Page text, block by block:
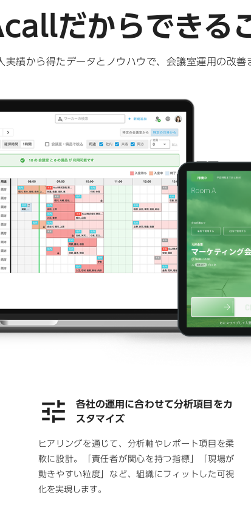
だからできる
実績から得たデータとノウハウで、会議室運用の改善
各社の運用に合わせて分析項目をカ
スタマイズ
ヒアリングを通じて、分析軸やレポート項目を柔
軟に設計。「責任者が関心を持つ指標」「現場が
動きやすい粒度」など、組織にフィットした可視
化を実現します。